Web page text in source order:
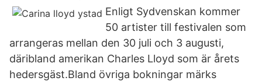
Enligt Sydvenskan kommer
50 artister till festivalen som
arrangeras mellan den 30 juli och 3 augusti,
däribland amerikan Charles Lloyd som är årets
hedersgäst.Bland övriga bokningar märks